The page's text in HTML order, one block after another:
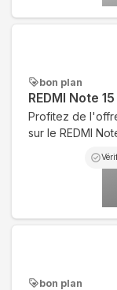
bon plan
REDMI Note
Profitez de
sur le REDMI
bon plan